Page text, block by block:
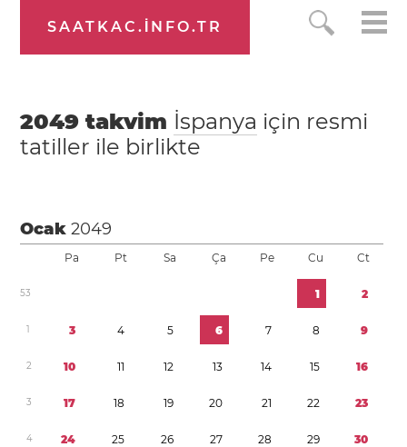
SAATKAC.INFO.TR
2049 takvim İspanya için resmi
tatiller ile birlikte
Ocak2049
Pa Pt Sa Ça Pe Cu Ct
53 1 2
1 3 4 5 6 7 8 9
2 10 11 12 13 14 15 16
3 17 18 19 20 21 22 23
4 24 25 26 27 28 29 30